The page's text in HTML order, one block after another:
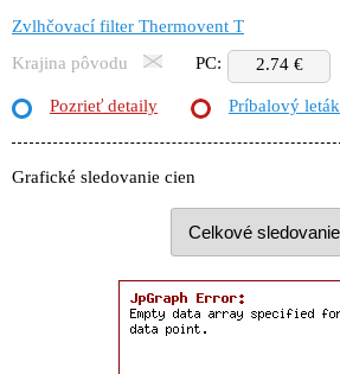
Zvlhčovací filter Thermovent T
Krajina pôvodu
PC: 2.74 €
Pozrieť detaily Príbalový leták
Grafické sledovanie cien